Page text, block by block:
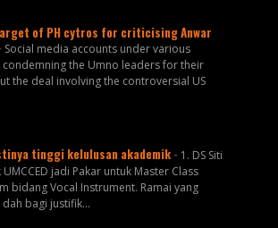
of PH cytros for criticising Anwar
Social media accounts under various
condemning the Umno leaders for their
the deal involving the controversial US
tinggi kelulusan akademik - 1. DS Siti
jadi Pakar untuk Master Class
bidang Vocal Instrument. Ramai yang
bagi justifik...